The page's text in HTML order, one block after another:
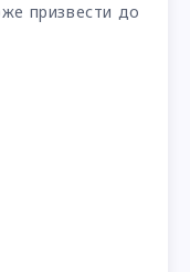
призвести до